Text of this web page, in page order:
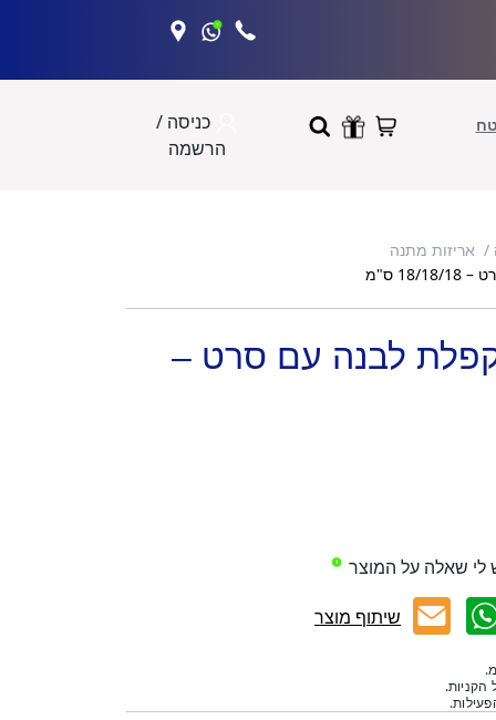
כניסה /
הרשמה
אריזות מתנה
ס"מ
לבנה עם סרט –
לי שאלה על המוצר
שיתוף מוצר
הקניות.